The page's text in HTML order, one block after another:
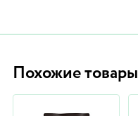
Похожие товары